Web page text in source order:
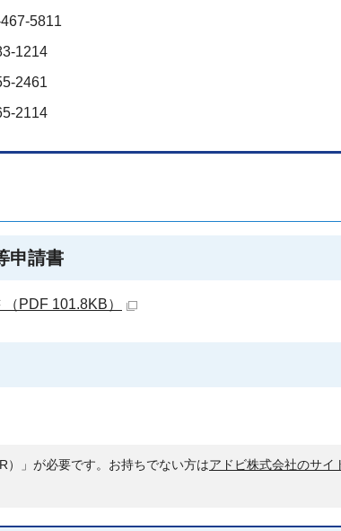
5811
1214
2461
2114
申請書
PDF 101.8KB）
）」が必要です。お持ちでない方はアドビ株式会社のサイ